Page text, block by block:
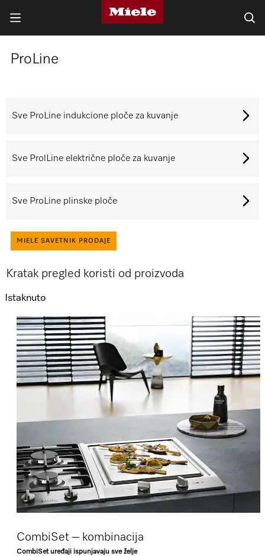
ProLine
Sve ProLine indukcione ploče za kuvanje
Sve ProlLine električne ploče za kuvanje
Sve ProLine plinske ploče
MIELE SAVETNIK PRODAJE
Kratak pregled koristi od proizvoda
Istaknuto
CombiSet – kombinacija
CombiSet uređaji ispunjavaju sve želje